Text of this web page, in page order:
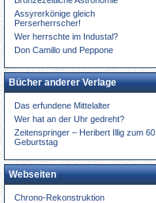
Assyrerkönige gleich
Perserherrscher!
Wer herrschte im Industal?
Don Camillo und Peppone
Bücher anderer Verlage
Das erfundene Mittelalter
Wer hat an der Uhr gedreht?
Zeitenspringer – Heribert Illig zum 60.
Geburtstag
Webseiten
Chrono-Rekonstruktion